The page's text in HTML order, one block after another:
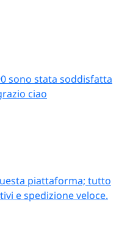
sono stata soddisfatta
ciao
piattaforma; tutto
e spedizione veloce.